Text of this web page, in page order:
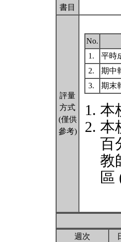
書目
評量
方式
(僅供
參考)
No.
1.
平時
2.
期中
3.
期末
本
本
百
教
區
週次